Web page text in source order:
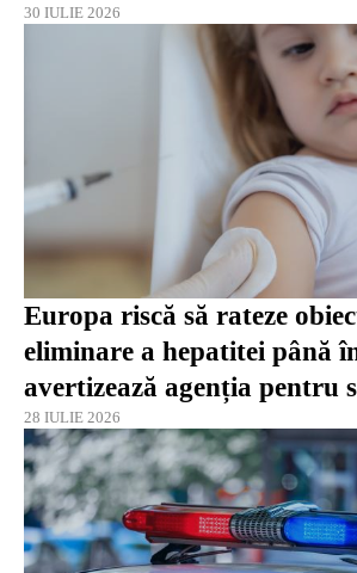
30 IULIE 2026
Europa riscă să rateze
eliminare a hepatitei până
avertizează agenția pentru
28 IULIE 2026